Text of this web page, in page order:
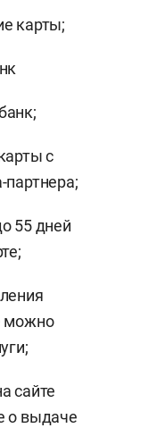
карты;
с
55 дней
можно
сайте
о выдаче